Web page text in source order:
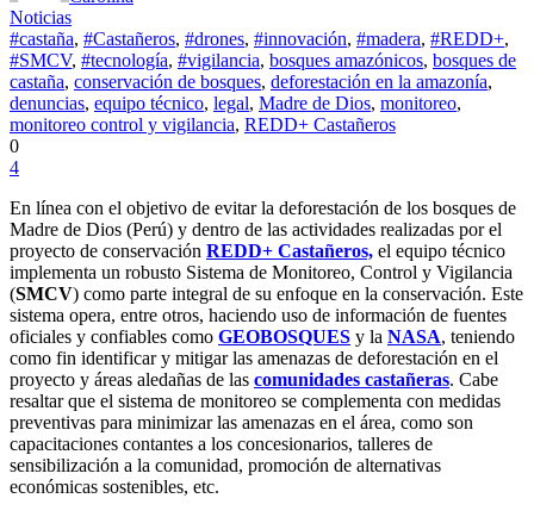
Noticias
#castaña, #Castañeros, #drones, #innovación, #madera, #REDD+,
#SMCV, #tecnología, #vigilancia, bosques amazónicos, bosques de
castaña, conservación de bosques, deforestación en la amazonía,
denuncias, equipo técnico, legal, Madre de Dios, monitoreo,
monitoreo control y vigilancia, REDD+ Castañeros
0
4
En línea con el objetivo de evitar la deforestación de los bosques de
Madre de Dios (Perú) y dentro de las actividades realizadas por el
proyecto de conservación REDD+ Castañeros, el equipo técnico
implementa un robusto Sistema de Monitoreo, Control y Vigilancia
(SMCV) como parte integral de su enfoque en la conservación. Este
sistema opera, entre otros, haciendo uso de información de fuentes
oficiales y confiables como GEOBOSQUES y la NASA, teniendo
como fin identificar y mitigar las amenazas de deforestación en el
proyecto y áreas aledañas de las comunidades castañeras. Cabe
resaltar que el sistema de monitoreo se complementa con medidas
preventivas para minimizar las amenazas en el área, como son
capacitaciones contantes a los concesionarios, talleres de
sensibilización a la comunidad, promoción de alternativas
económicas sostenibles, etc.